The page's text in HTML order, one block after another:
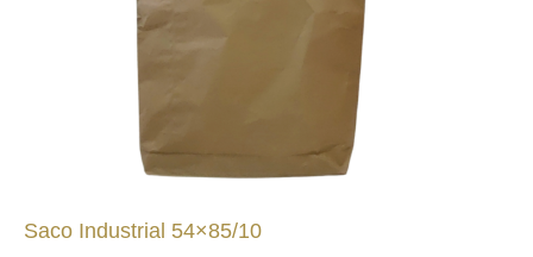
Saco Industrial 54×85/10